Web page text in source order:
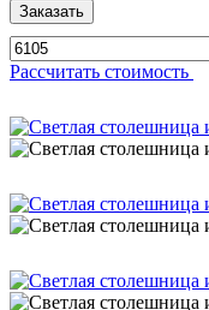
Заказать
Рассчитать стоимость